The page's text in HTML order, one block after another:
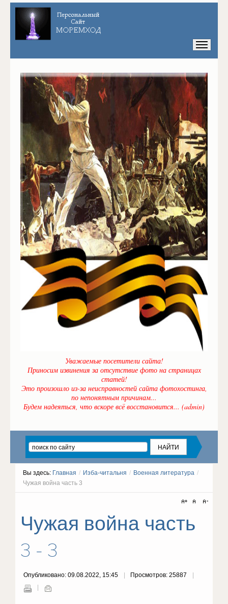
Уважаемые посетители сайта!
Приносим извинения за отсутствие фото на страницах
статей!
Это произошло из-за неисправностей сайта фотохостинга,
по непонятным причинам...
Будем надеяться, что вскоре всё восстановится... (admin)
Вы здесь: Главная / Изба-читальня / Военная литература /
Чужая война часть 3
Чужая война часть
3 - 3
Опубликовано: 09.08.2022, 15:45 Просмотров: 25887